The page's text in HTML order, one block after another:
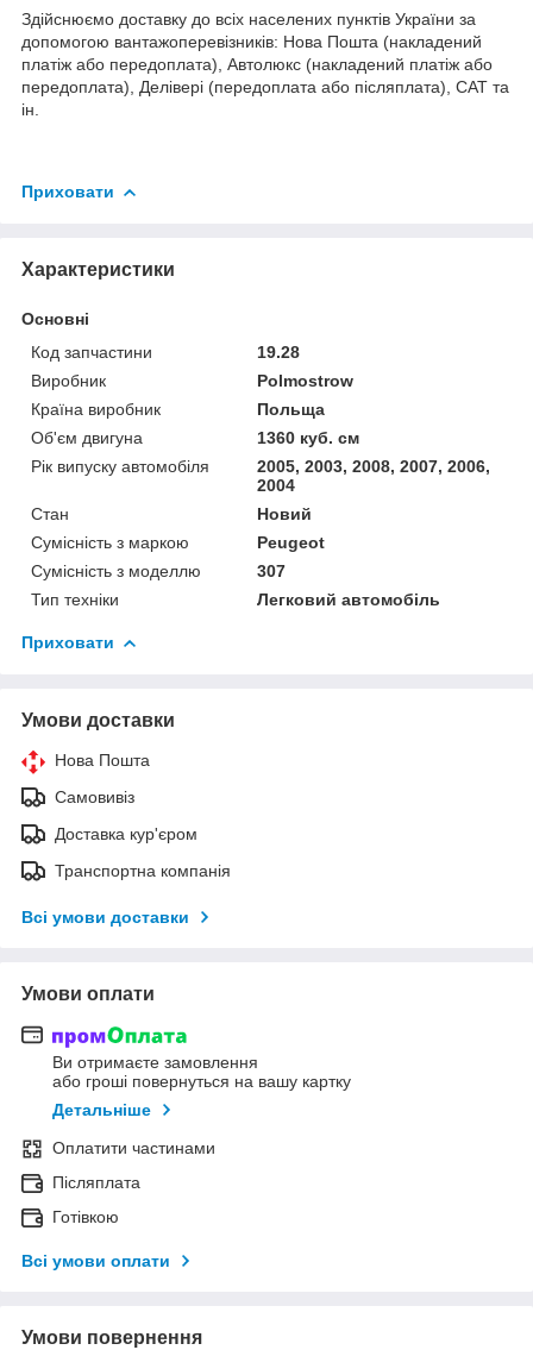
Здійснюємо доставку до всіх населених пунктів України за
допомогою вантажоперевізників: Нова Пошта (накладений
платіж або передоплата), Автолюкс (накладений платіж або
передоплата), Делівері (передоплата або післяплата), САТ та
ін.
Приховати
Характеристики
Основні
Код запчастини
19.28
Виробник
Polmostrow
Країна виробник
Польща
Об'єм двигуна
1360 куб. см
Рік випуску автомобіля
2005, 2003, 2008, 2007, 2006,
2004
Стан
Новий
Сумісність з маркою
Peugeot
Сумісність з моделлю
307
Тип техніки
Легковий автомобіль
Приховати
Умови доставки
Нова Пошта
Самовивіз
Доставка кур'єром
Транспортна компанія
Всі умови доставки
Умови оплати
Ви отримаєте замовлення
або гроші повернуться на вашу картку
Детальніше
Оплатити частинами
Післяплата
Готівкою
Всі умови оплати
Умови повернення